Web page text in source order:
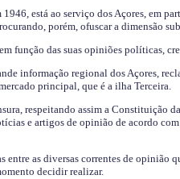
está ao serviço dos Açores, em
porém, ofuscar a dimensão
função das suas opiniões políticas,
informação regional dos Açores,
principal, que é a ilha Terceira.
respeitando assim a Constituição
e artigos de opinião de acordo
entre as diversas correntes de opinião
decidir realizar.